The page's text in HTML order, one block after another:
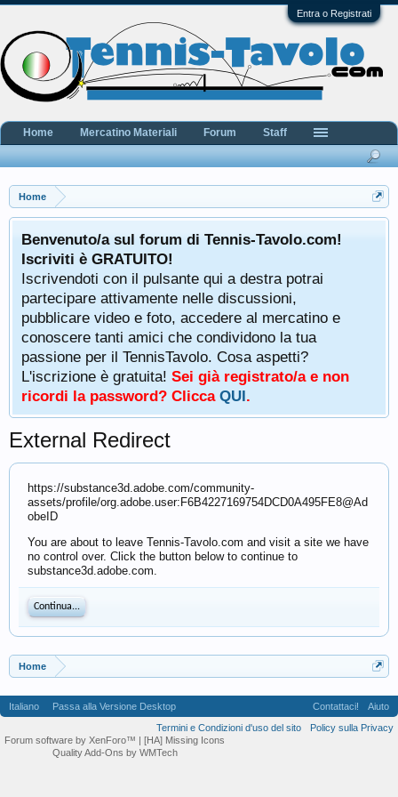
Entra o Registrati
Home
Benvenuto/a sul forum di Tennis-Tavolo.com!
Iscriviti è GRATUITO!
Iscrivendoti con il pulsante qui a destra potrai
partecipare attivamente nelle discussioni,
pubblicare video e foto, accedere al mercatino e
conoscere tanti amici che condividono la tua
passione per il TennisTavolo. Cosa aspetti?
L'iscrizione è gratuita! Sei già registrato/a e non
ricordi la password? Clicca QUI.
External Redirect
https://substance3d.adobe.com/community-
assets/profile/org.adobe.user:F6B4227169754DCD0A495FE8@Ad
obeID
You are about to leave Tennis-Tavolo.com and visit a site we have
no control over. Click the button below to continue to
substance3d.adobe.com.
Continua...
Home
Home Mercatino Materiali Forum Staff
Italiano Passa alla Versione Desktop Contattaci!
Aiuto
Termini e Condizioni d'uso del sito
Policy sulla Privacy
Forum software by XenForo™ | [HA] Missing Icons
Quality Add-Ons by WMTech